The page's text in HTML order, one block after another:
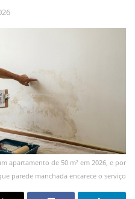
apartamento de 50 m² em 2026, e por
parede manchada encarece o serviço